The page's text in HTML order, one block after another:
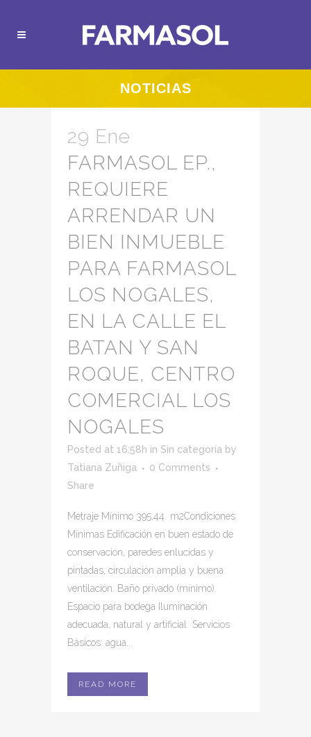
NOTICIAS
29 Ene
FARMASOL EP.,
REQUIERE
ARRENDAR UN
BIEN INMUEBLE
PARA FARMASOL
LOS NOGALES,
EN LA CALLE EL
BATAN Y SAN
ROQUE, CENTRO
COMERCIAL LOS
NOGALES
Posted at 16:58h in Sin categoría by
Tatiana Zuñiga
0 Comments
Share
Metraje Mínimo 395,44 m2Condiciones
Mínimas Edificación en buen estado de
conservación, paredes enlucidas y
pintadas, circulación amplia y buena
ventilación. Baño privado (mínimo).
Espacio para bodega Iluminación
adecuada, natural y artificial Servicios
Básicos: agua...
READ MORE